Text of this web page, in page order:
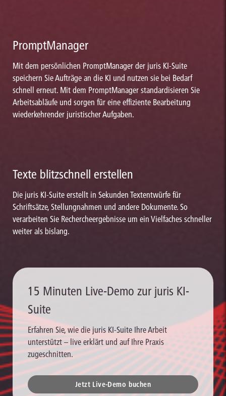
PromptManager
Mit dem persönlichen PromptManager der juris KI-Suite
speichern Sie Aufträge an die KI und nutzen sie bei Bedarf
schnell erneut. Mit dem PromptManager standardisieren Sie
Arbeitsabläufe und sorgen für eine effiziente Bearbeitung
wiederkehrender juristischer Aufgaben.
Texte blitzschnell erstellen
Die juris KI-Suite erstellt in Sekunden Textentwürfe für
Schriftsätze, Stellungnahmen und andere Dokumente. So
verarbeiten Sie Rechercheergebnisse um ein Vielfaches schneller
weiter als bislang.
15 Minuten Live-Demo zur juris KI-
Suite
Erfahren Sie, wie die juris KI-Suite Ihre Arbeit
unterstützt – live erklärt und auf Ihre Praxis
zugeschnitten.
Jetzt Live-Demo buchen